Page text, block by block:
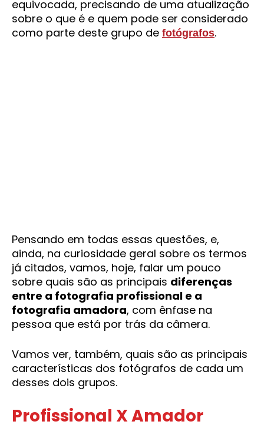
equivocada, precisando de uma atualização
sobre o que é e quem pode ser considerado
como parte deste grupo de fotógrafos.
Pensando em todas essas questões, e,
ainda, na curiosidade geral sobre os termos
já citados, vamos, hoje, falar um pouco
sobre quais são as principais diferenças
entre a fotografia profissional e a
fotografia amadora, com ênfase na
pessoa que está por trás da câmera.
Vamos ver, também, quais são as principais
características dos fotógrafos de cada um
desses dois grupos.
Profissional X Amador